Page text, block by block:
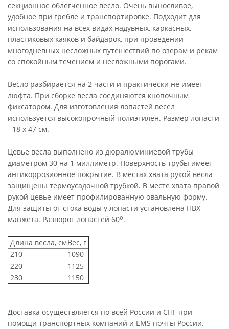
секционное облегченное весло. Очень выносливое,
удобное при гребле и транспортировке. Подходит для
использования на всех видах надувных, каркасных,
пластиковых каяков и байдарок, при проведении
многодневных несложных путешествий по озерам и рекам
со спокойным течением и несложными порогами.
Весло разбирается на 2 части и практически не имеет
люфта. При сборке весла соединяются кнопочным
фиксатором. Для изготовления лопастей весел
используется высокопрочный полиэтилен. Размер лопасти
- 18 х 47 см.
Цевье весла выполнено из дюралюминиевой трубы
диаметром 30 на 1 миллиметр. Поверхность трубы имеет
антикоррозионное покрытие. В местах хвата рукой весла
защищены термоусадочной трубкой. В месте хвата правой
рукой цевье имеет профилированную овальную форму.
Для защиты от стока воды у лопасти установлена ПВХ-
манжета. Разворот лопастей 60о.
Длина весла, смВес, г
210
1090
220
1125
230
1150
Доставка осуществляется по всей России и СНГ при
помощи транспортных компаний и EMS почты России.